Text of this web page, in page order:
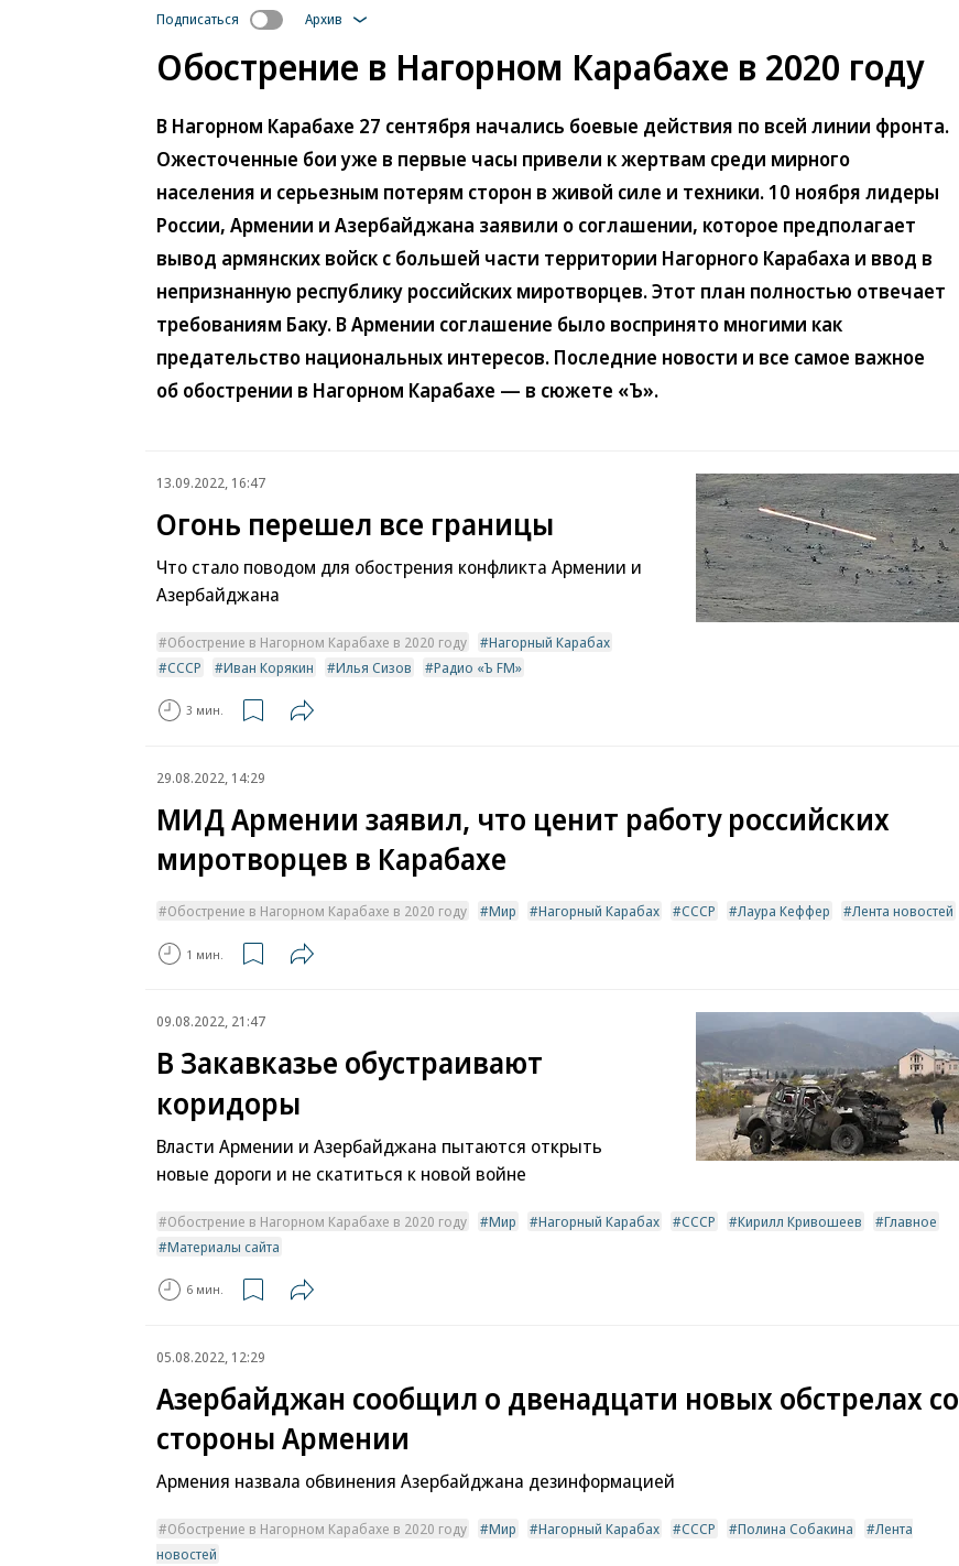
Подписаться Архив
Обострение в Нагорном Карабахе в 2020 году
В Нагорном Карабахе 27 сентября начались боевые действия по всей линии фронта.
Ожесточенные бои уже в первые часы привели к жертвам среди мирного
населения и серьезным потерям сторон в живой силе и техники. 10 ноября лидеры
России, Армении и Азербайджана заявили о соглашении, которое предполагает
вывод армянских войск с большей части территории Нагорного Карабаха и ввод в
непризнанную республику российских миротворцев. Этот план полностью отвечает
требованиям Баку. В Армении соглашение было воспринято многими как
предательство национальных интересов. Последние новости и все самое важное
об обострении в Нагорном Карабахе — в сюжете «Ъ».
13.09.2022, 16:47
Огонь перешел все границы
Что стало поводом для обострения конфликта Армении и
Азербайджана
Обострение в Нагорном Карабахе в 2020 году
Нагорный Карабах
СССР
Иван Корякин Илья Сизов Радио «Ъ FM»
3 мин.
29.08.2022, 14:29
МИД Армении заявил, что ценит работу российских
миротворцев в Карабахе
Обострение в Нагорном Карабахе в 2020 году Мир Нагорный Карабах СССР Лаура Кеффер Лента новостей
1 мин.
09.08.2022, 21:47
В Закавказье обустраивают
коридоры
Власти Армении и Азербайджана пытаются открыть
новые дороги и не скатиться к новой войне
Обострение в Нагорном Карабахе в 2020 году Мир Нагорный Карабах СССР Кирилл Кривошеев
Главное
Материалы сайта
6 мин.
05.08.2022, 12:29
Азербайджан сообщил о двенадцати новых обстрелах со
стороны Армении
Армения назвала обвинения Азербайджана дезинформацией
Обострение в Нагорном Карабахе в 2020 году Мир Нагорный Карабах СССР Полина Собакина
Лента
новостей